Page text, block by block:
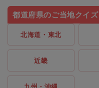
都道府県のご当地クイズ
北海道・東北
近畿